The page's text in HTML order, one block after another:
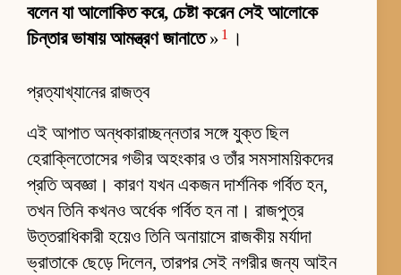
বলেন যা আলোকিত করে, চেষ্টা করেন সেই আলোকে
চিন্তার ভাষায় আমন্ত্রণ জানাতে» 1 ।
প্রত্যাখ্যানের রাজত্ব
এই আপাত অন্ধকারাচ্ছন্নতার সঙ্গে যুক্ত ছিল
হেরাক্লিতোসের গভীর অহংকার ও তাঁর সমসাময়িকদের
প্রতি অবজ্ঞা। কারণ যখন একজন দার্শনিক গর্বিত হন,
তখন তিনি কখনও অর্ধেক গর্বিত হন না। রাজপুত্র
উত্তরাধিকারী হয়েও তিনি অনায়াসে রাজকীয় মর্যাদা
ভ্রাতাকে ছেড়ে দিলেন, তারপর সেই নগরীর জন্য আইন